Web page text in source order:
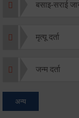
बसाइ-सराई
मृत्यू दर्ता
जन्म दर्ता
अन्य